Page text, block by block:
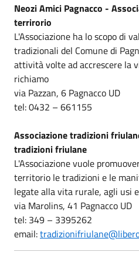
Neozi Amici Pagnacco -
terrirorio
L'Associazione ha lo scopo di
tradizionali del Comune di
attività volte ad accrescere la
richiamo
via Pazzan, 6 Pagnacco UD
tel: 0432 – 661155
Associazione tradizioni
tradizioni friulane
L'Associazione vuole
territorio le tradizioni e le
legate alla vita rurale, agli usi
via Marolins, 41 Pagnacco UD
tel: 349 – 3395262
email: